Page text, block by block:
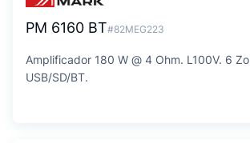
PM 6160 BT#82MEG223
Amplificador 180 W @ 4 Ohm. L100V. 6
USB/SD/BT.